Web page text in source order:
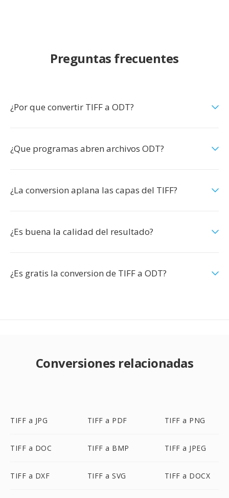
Preguntas frecuentes
¿Por que convertir TIFF a ODT?
¿Que programas abren archivos ODT?
¿La conversion aplana las capas del TIFF?
¿Es buena la calidad del resultado?
¿Es gratis la conversion de TIFF a ODT?
Conversiones relacionadas
TIFF a JPG TIFF a PDF TIFF a PNG
TIFF a DOC TIFF a BMP TIFF a JPEG
TIFF a DXF TIFF a SVG TIFF a DOCX